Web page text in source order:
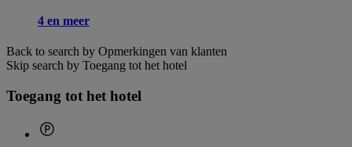
4 en meer
Back to search by Opmerkingen van klanten
Skip search by Toegang tot het hotel
Toegang tot het hotel